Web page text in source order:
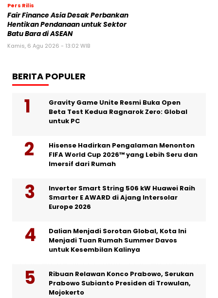
Pers Rilis
Fair Finance Asia Desak Perbankan
Hentikan Pendanaan untuk Sektor
Batu Bara di ASEAN
Kamis, 6 Agu 2026 - 13:02 WIB
BERITA POPULER
Gravity Game Unite Resmi Buka Open
Beta Test Kedua Ragnarok Zero: Global
untuk PC
Hisense Hadirkan Pengalaman Menonton
FIFA World Cup 2026™ yang Lebih Seru dan
Imersif dari Rumah
Inverter Smart String 506 kW Huawei Raih
Smarter E AWARD di Ajang Intersolar
Europe 2026
Dalian Menjadi Sorotan Global, Kota Ini
Menjadi Tuan Rumah Summer Davos
untuk Kesembilan Kalinya
Ribuan Relawan Konco Prabowo, Serukan
Prabowo Subianto Presiden di Trowulan,
Mojokerto